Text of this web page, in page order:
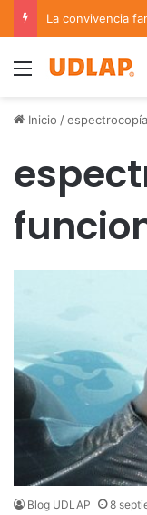
Menu
Inicio /
Blog UDLAP 8